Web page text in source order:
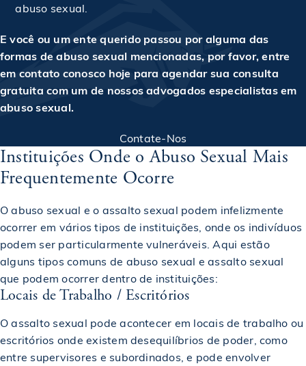
abuso sexual.
E você ou um ente querido passou por alguma das
formas de abuso sexual mencionadas, por favor, entre
em contato conosco hoje para agendar sua consulta
gratuita com um de nossos advogados especialistas em
abuso sexual.
Contate-Nos
Instituições Onde o Abuso Sexual Mais
Frequentemente Ocorre
O abuso sexual e o assalto sexual podem infelizmente
ocorrer em vários tipos de instituições, onde os indivíduos
podem ser particularmente vulneráveis. Aqui estão
alguns tipos comuns de abuso sexual e assalto sexual
que podem ocorrer dentro de instituições:
Locais de Trabalho / Escritórios
O assalto sexual pode acontecer em locais de trabalho ou
escritórios onde existem desequilíbrios de poder, como
entre supervisores e subordinados, e pode envolver